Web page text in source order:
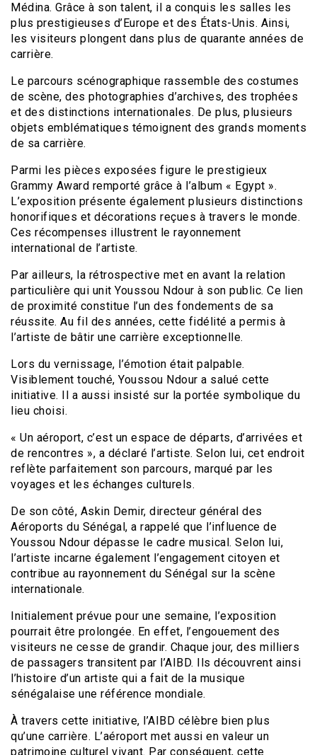
Médina. Grâce à son talent, il a conquis les salles les
plus prestigieuses d’Europe et des États-Unis. Ainsi,
les visiteurs plongent dans plus de quarante années de
carrière.
Le parcours scénographique rassemble des costumes
de scène, des photographies d’archives, des trophées
et des distinctions internationales. De plus, plusieurs
objets emblématiques témoignent des grands moments
de sa carrière.
Parmi les pièces exposées figure le prestigieux
Grammy Award remporté grâce à l’album « Egypt ».
L’exposition présente également plusieurs distinctions
honorifiques et décorations reçues à travers le monde.
Ces récompenses illustrent le rayonnement
international de l’artiste.
Par ailleurs, la rétrospective met en avant la relation
particulière qui unit Youssou Ndour à son public. Ce lien
de proximité constitue l’un des fondements de sa
réussite. Au fil des années, cette fidélité a permis à
l’artiste de bâtir une carrière exceptionnelle.
Lors du vernissage, l’émotion était palpable.
Visiblement touché, Youssou Ndour a salué cette
initiative. Il a aussi insisté sur la portée symbolique du
lieu choisi.
« Un aéroport, c’est un espace de départs, d’arrivées et
de rencontres », a déclaré l’artiste. Selon lui, cet endroit
reflète parfaitement son parcours, marqué par les
voyages et les échanges culturels.
De son côté, Askin Demir, directeur général des
Aéroports du Sénégal, a rappelé que l’influence de
Youssou Ndour dépasse le cadre musical. Selon lui,
l’artiste incarne également l’engagement citoyen et
contribue au rayonnement du Sénégal sur la scène
internationale.
Initialement prévue pour une semaine, l’exposition
pourrait être prolongée. En effet, l’engouement des
visiteurs ne cesse de grandir. Chaque jour, des milliers
de passagers transitent par l’AIBD. Ils découvrent ainsi
l’histoire d’un artiste qui a fait de la musique
sénégalaise une référence mondiale.
À travers cette initiative, l’AIBD célèbre bien plus
qu’une carrière. L’aéroport met aussi en valeur un
patrimoine culturel vivant. Par conséquent, cette